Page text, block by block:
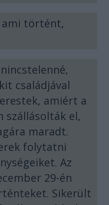
ami történt,
családjával
amiért a
szállásolták el,
maradt.
folytatni
Az
29-én
Sikerült